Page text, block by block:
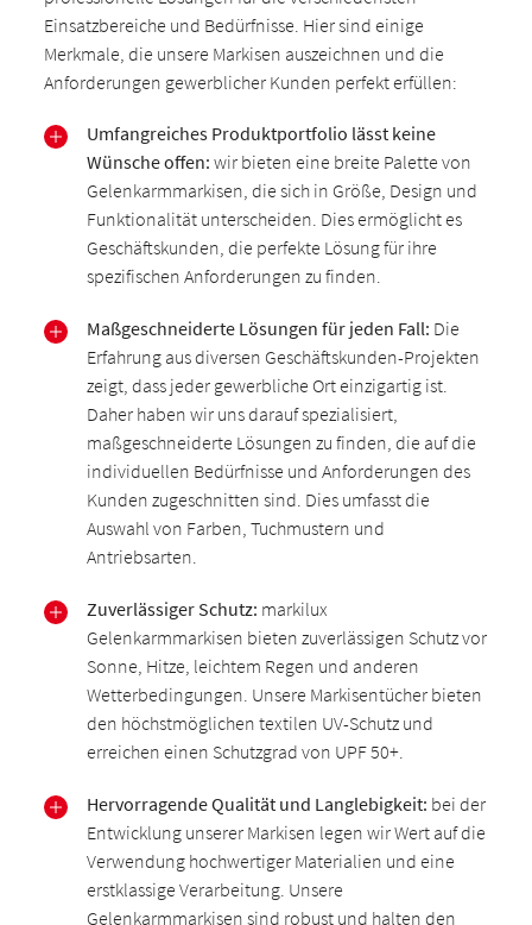
Einsatzbereiche und Bedürfnisse. Hier sind einige
Merkmale, die unsere Markisen auszeichnen und die
Anforderungen gewerblicher Kunden perfekt erfüllen:
Umfangreiches Produktportfolio lässt keine
Wünsche offen:wir bieten eine breite Palette von
Gelenkarmmarkisen, die sich in Größe, Design und
Funktionalität unterscheiden. Dies ermöglicht es
Geschäftskunden, die perfekte Lösung für ihre
spezifischen Anforderungen zu finden.
Maßgeschneiderte Lösungen für jeden Fall: Die
Erfahrung aus diversen Geschäftskunden-Projekten
zeigt, dass jeder gewerbliche Ort einzigartig ist.
Daher haben wir uns darauf spezialisiert,
maßgeschneiderte Lösungen zu finden, die auf die
individuellen Bedürfnisse und Anforderungen des
Kunden zugeschnitten sind. Dies umfasst die
Auswahl von Farben, Tuchmustern und
Antriebsarten.
Zuverlässiger Schutz: markilux
Gelenkarmmarkisen bieten zuverlässigen Schutz vor
Sonne, Hitze, leichtem Regen und anderen
Wetterbedingungen. Unsere Markisentücher bieten
den höchstmöglichen textilen UV-Schutz und
erreichen einen Schutzgrad von UPF 50+.
Hervorragende Qualität und Langlebigkeit: bei der
Entwicklung unserer Markisen legen wir Wert auf die
Verwendung hochwertiger Materialien und eine
erstklassige Verarbeitung. Unsere
Gelenkarmmarkisen sind robust und halten den